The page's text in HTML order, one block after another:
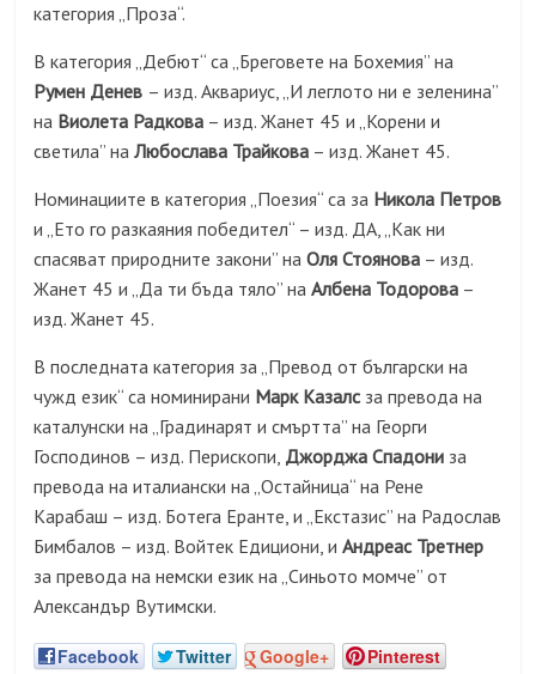
категория „Проза“.
В категория „Дебют“ са „Бреговете на Бохемия” на
Румен Денев – изд. Аквариус, „И леглото ни е зеленина”
на Виолета Радкова – изд. Жанет 45 и „Корени и
светила” наЛюбослава Трайкова – изд. Жанет 45.
Номинациите в категория „Поезия“ са за Никола Петров
и „Ето го разкаяния победител“ – изд. ДА, „Как ни
спасяват природните закони” наОля Стоянова – изд.
Жанет 45 и „Да ти бъда тяло” наАлбена Тодорова –
изд. Жанет 45.
В последната категория за „Превод от български на
чужд език“ са номинирани Марк Казалсза превода на
каталунски на „Градинарят и смъртта” на Георги
Господинов – изд. Перископи, Джорджа Спадони за
превода на италиански на „Остайница“ на Рене
Карабаш – изд. Ботега Еранте, и „Екстазис” на Радослав
Бимбалов – изд. Войтек Едициони, иАндреас Третнер
за превода на немски език на „Синьото момче” от
Александър Вутимски.
Facebook Twitter Google+ Pinterest